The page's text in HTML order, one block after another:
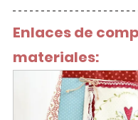
Enlaces de
materiales: